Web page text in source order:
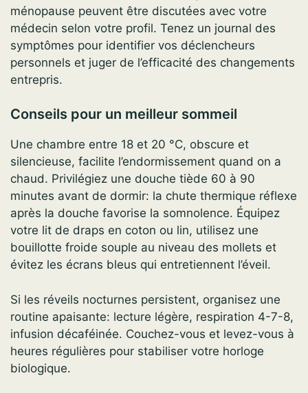
ménopause peuvent être discutées avec votre
médecin selon votre profil. Tenez un journal des
symptômes pour identifier vos déclencheurs
personnels et juger de l’efficacité des changements
entrepris.
Conseils pour un meilleur sommeil
Une chambre entre 18 et 20 °C, obscure et
silencieuse, facilite l’endormissement quand on a
chaud. Privilégiez une douche tiède 60 à 90
minutes avant de dormir: la chute thermique réflexe
après la douche favorise la somnolence. Équipez
votre lit de draps en coton ou lin, utilisez une
bouillotte froide souple au niveau des mollets et
évitez les écrans bleus qui entretiennent l’éveil.
Si les réveils nocturnes persistent, organisez une
routine apaisante: lecture légère, respiration 4-7-8,
infusion décaféinée. Couchez-vous et levez-vous à
heures régulières pour stabiliser votre horloge
biologique.